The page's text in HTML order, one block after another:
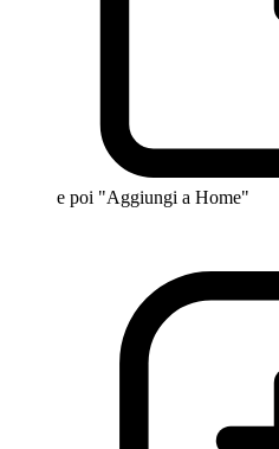
e poi "Aggiungi a Home"